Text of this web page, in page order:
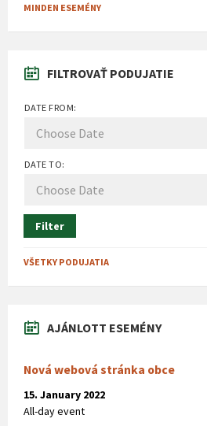
MINDEN ESEMÉNY
FILTROVAŤ PODUJATIE
DATE FROM:
DATE TO:
Filter
VŠETKY PODUJATIA
AJÁNLOTT ESEMÉNY
Nová webová stránka obce
15. January 2022
All-day event